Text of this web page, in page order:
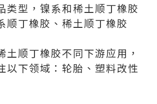
类型，镍系和稀土顺丁橡胶
顺丁橡胶、稀土顺丁橡胶
土顺丁橡胶不同下游应用，
以下领域：轮胎、塑料改性